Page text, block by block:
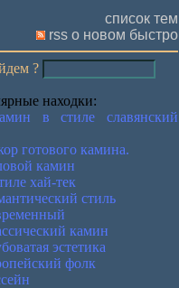
список тем
rss о новом быстро
?
находки:
в стиле славянский
готового камина.
камин
хай-тек
стиль
камин
эстетика
фолк